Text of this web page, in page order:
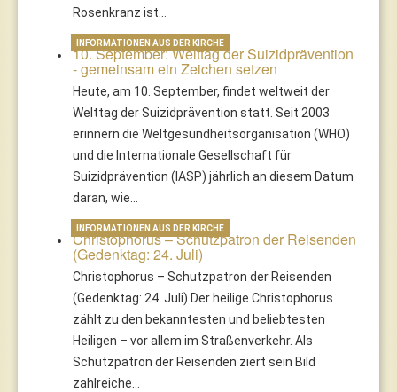
Rosenkranz ist…
10. September: Welttag der Suizidprävention
- gemeinsam ein Zeichen setzen
Heute, am 10. September, findet weltweit der
Welttag der Suizidprävention statt. Seit 2003
erinnern die Weltgesundheitsorganisation (WHO)
und die Internationale Gesellschaft für
Suizidprävention (IASP) jährlich an diesem Datum
daran, wie…
INFORMATIONEN AUS DER KIRCHE
Christophorus – Schutzpatron der Reisenden
(Gedenktag: 24. Juli)
Christophorus – Schutzpatron der Reisenden
(Gedenktag: 24. Juli) Der heilige Christophorus
zählt zu den bekanntesten und beliebtesten
Heiligen – vor allem im Straßenverkehr. Als
Schutzpatron der Reisenden ziert sein Bild
zahlreiche…
INFORMATIONEN AUS DER KIRCHE